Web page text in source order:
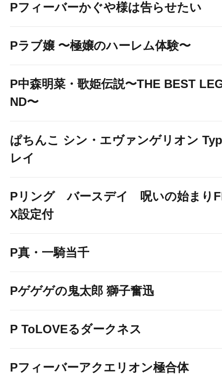
Pフィーバーかぐや様は告らせたい
Pラブ嬢 〜極嬢のハーレム体験〜
P中森明菜・歌姫伝説〜THE BEST
ND〜
ぱちんこ シン・エヴァンゲリオン
レイ
Pリング バースデイ 呪いの始まり
X設定付
P真・一騎当千
Pゲゲゲの鬼太郎 獅子奮迅
P ToLOVEるダークネス
Pフィーバーアクエリオン極合体